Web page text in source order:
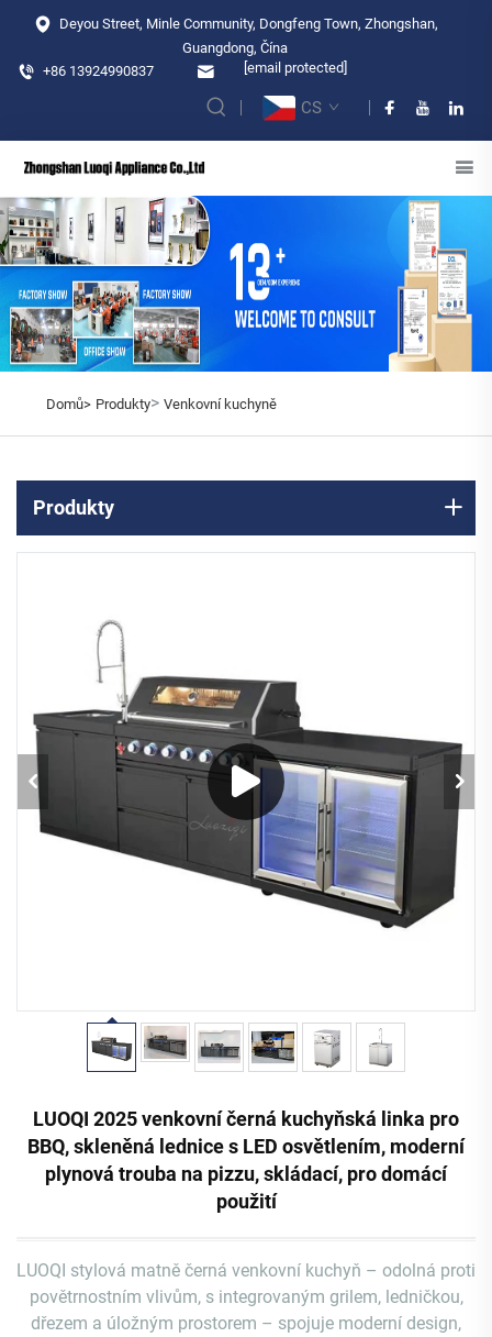
Deyou Street, Minle Community, Dongfeng Town, Zhongshan,
Guangdong, Čína
+86 13924990837
[email protected]
CS
Domů> Produkty> Venkovní kuchyně
Produkty
LUOQI 2025 venkovní černá kuchyňská linka pro
BBQ, skleněná lednice s LED osvětlením, moderní
plynová trouba na pizzu, skládací, pro domácí
použití
LUOQI stylová matně černá venkovní kuchyň – odolná proti
povětrnostním vlivům, s integrovaným grilem, ledničkou,
dřezem a úložným prostorem – spojuje moderní design,